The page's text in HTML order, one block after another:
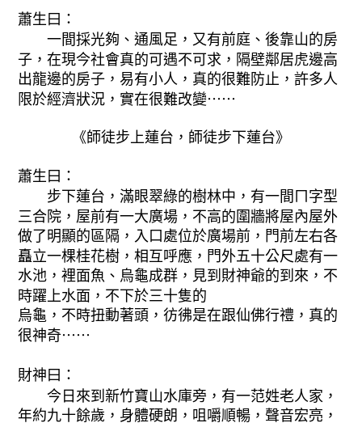
蕭生曰：
一間採光夠、通風足，又有前庭、後靠山的房
子，在現今社會真的可遇不可求，隔壁鄰居虎邊高
出龍邊的房子，易有小人，真的很難防止，許多人
限於經濟狀況，實在很難改變⋯⋯
《師徒步上蓮台，師徒步下蓮台》
蕭生曰：
步下蓮台，滿眼翠綠的樹林中，有一間ㄇ字型
三合院，屋前有一大廣場，不高的圍牆將屋內屋外
做了明顯的區隔，入口處位於廣場前，門前左右各
矗立一棵桂花樹，相互呼應，門外五十公尺處有一
水池，裡面魚、烏龜成群，見到財神爺的到來，不
時躍上水面，不下於三十隻的
烏龜，不時扭動著頭，彷彿是在跟仙佛行禮，真的
很神奇⋯⋯
財神曰：
今日來到新竹寶山水庫旁，有一范姓老人家，
年約九十餘歲，身體硬朗，咀嚼順暢，聲音宏亮，